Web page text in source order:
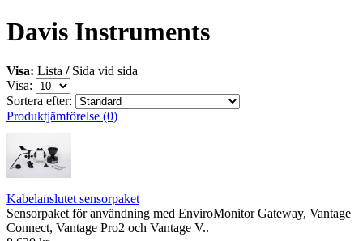
Davis Instruments
Visa: Lista / Sida vid sida
Visa:
Sortera efter:
Produktjämförelse (0)
Kabelanslutet sensorpaket
Sensorpaket för användning med EnviroMonitor Gateway, Vantage
Connect, Vantage Pro2 och Vantage V..